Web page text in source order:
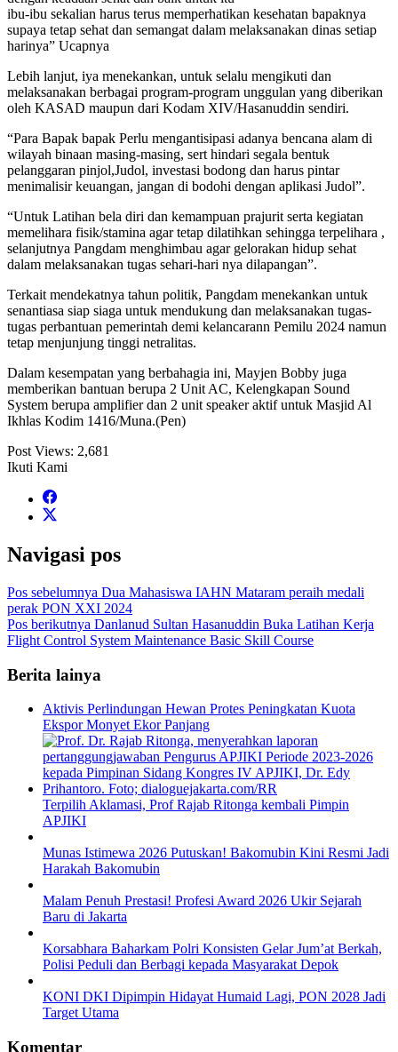
ibu-ibu sekalian harus terus memperhatikan kesehatan bapaknya
supaya tetap sehat dan semangat dalam melaksanakan dinas setiap
harinya” Ucapnya
Lebih lanjut, iya menekankan, untuk selalu mengikuti dan
melaksanakan berbagai program-program unggulan yang diberikan
oleh KASAD maupun dari Kodam XIV/Hasanuddin sendiri.
“Para Bapak bapak Perlu mengantisipasi adanya bencana alam di
wilayah binaan masing-masing, sert hindari segala bentuk
pelanggaran pinjol,Judol, investasi bodong dan harus pintar
menimalisir keuangan, jangan di bodohi dengan aplikasi Judol”.
“Untuk Latihan bela diri dan kemampuan prajurit serta kegiatan
memelihara fisik/stamina agar tetap dilatihkan sehingga terpelihara ,
selanjutnya Pangdam menghimbau agar gelorakan hidup sehat
dalam melaksanakan tugas sehari-hari nya dilapangan”.
Terkait mendekatnya tahun politik, Pangdam menekankan untuk
senantiasa siap siaga untuk mendukung dan melaksanakan tugas-
tugas perbantuan pemerintah demi kelancarann Pemilu 2024 namun
tetap menjunjung tinggi netralitas.
Dalam kesempatan yang berbahagia ini, Mayjen Bobby juga
memberikan bantuan berupa 2 Unit AC, Kelengkapan Sound
System berupa amplifier dan 2 unit speaker aktif untuk Masjid Al
Ikhlas Kodim 1416/Muna.(Pen)
Post Views: 2,681
Ikuti Kami
Navigasi pos
Pos sebelumnya Dua Mahasiswa IAHN Mataram peraih medali
perak PON XXI 2024
Pos berikutnya Danlanud Sultan Hasanuddin Buka Latihan Kerja
Flight Control System Maintenance Basic Skill Course
Berita lainya
Aktivis Perlindungan Hewan Protes Peningkatan Kuota
Ekspor Monyet Ekor Panjang
Terpilih Aklamasi, Prof Rajab Ritonga kembali Pimpin
APJIKI
Munas Istimewa 2026 Putuskan! Bakomubin Kini Resmi Jadi
Harakah Bakomubin
Malam Penuh Prestasi! Profesi Award 2026 Ukir Sejarah
Baru di Jakarta
Korsabhara Baharkam Polri Konsisten Gelar Jum’at Berkah,
Polisi Peduli dan Berbagi kepada Masyarakat Depok
KONI DKI Dipimpin Hidayat Humaid Lagi, PON 2028 Jadi
Target Utama
Komentar